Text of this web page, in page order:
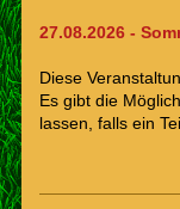
27.08.2026 -
Diese
Es gibt die
lassen, falls ein